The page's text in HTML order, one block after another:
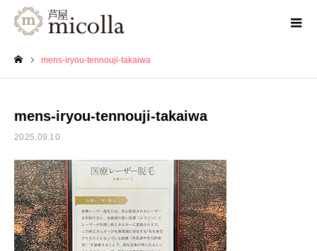
mens-iryou-tennouji-takaiwa
mens-iryou-tennouji-takaiwa
2025.09.10